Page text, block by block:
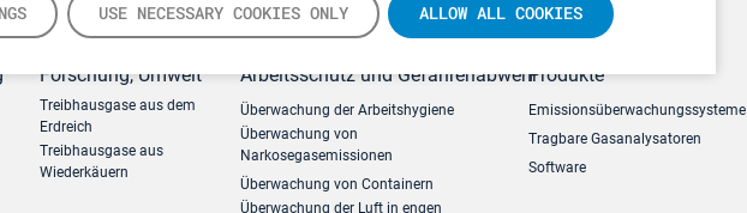
USE NECESSARY COOKIES ONLY ALLOW ALL COOKIES
Forschung, Umwelt
Treibhausgase aus dem
Erdreich
Treibhausgase aus
Wiederkäuern
Arbeitsschutz und Gefahrenabwehr
Überwachung der Arbeitshygiene
Überwachung von
Narkosegasemissionen
Überwachung von Containern
Überwachung der Luft in engen
Produkte
Emissionsüberwachungssysteme
Tragbare Gasanalysatoren
Software